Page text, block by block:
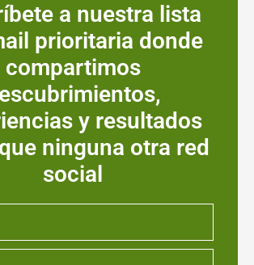
a nuestra lista
prioritaria donde
compartimos
y resultados
ninguna otra red
social​